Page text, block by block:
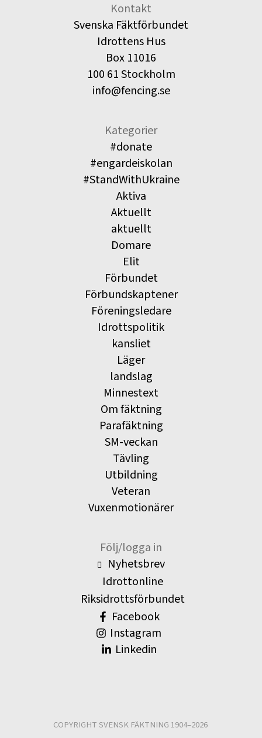
Kontakt
Svenska Fäktförbundet
Idrottens Hus
Box 11016
100 61 Stockholm
info@fencing.se
Kategorier
#donate
#engardeiskolan
#StandWithUkraine
Aktiva
Aktuellt
aktuellt
Domare
Elit
Förbundet
Förbundskaptener
Föreningsledare
Idrottspolitik
kansliet
Läger
landslag
Minnestext
Om fäktning
Parafäktning
SM-veckan
Tävling
Utbildning
Veteran
Vuxenmotionärer
Följ/logga in
Nyhetsbrev
Idrottonline
Riksidrottsförbundet
Facebook
Instagram
Linkedin
COPYRIGHT SVENSK FÄKTNING 1904–2026